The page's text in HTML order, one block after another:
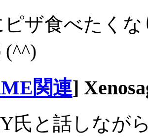
ピザ食べたく
(^^)
関連]
氏と話しなが